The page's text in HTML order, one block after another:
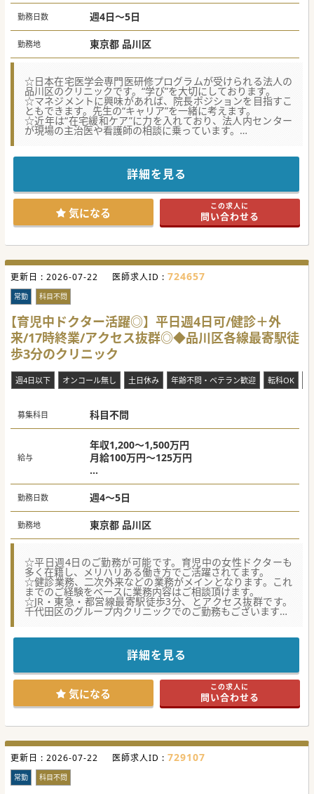
勤務日数 週4日～5日
勤務地 東京都 品川区
☆日本在宅医学会専門医研修プログラムが受けられる法人の
品川区のクリニックです。“学び”を大切にしております。
☆マネジメントに興味があれば、院長ポジションを目指すこ
ともできます。先生の“キャリア”を一緒に考えます。
☆近年は“在宅緩和ケア”に力を入れており、法人内センター
が現場の主治医や看護師の相談に乗っています。
■法人内クリニックが日本在宅医学会認定施設になるため、
在宅学会の専門医研修プログラムを受けることが出来ます。
■法人内に内科のほか、各専門家の専門医が複数在籍してい
るため、医師同士で協力し学び合える職場環境です。
■患者様とご家族の思いを大切にする経営方針のもと、より
深いコミュニケーションを築くことでやりがいを感じられま
■居宅と施設の両方の訪問診療の経験を積むことが可能で
す。割合は居宅8割、施設2割となります。
■診療助手とドライバーが帯同する三人での診療体制になる
ため、医師としての業務に専念することができます。
■診療をバックアップする事務体制が整備されており、ICT
活用、オンコール体制、カルテ作成専門クラークを配置して
います。
【職場環境と雰囲気】
■電子カルテにはディクテーション機能があり、診療中の会
話を録音できるため、クリニックに戻ってからの振り返りが
できます。
アップする事務体制が整っています。
■勉強会や症例カンファレンスを積極的に実施し、日々知識
#秋入職可
詳細を見る
気になる この求人に
問い合わせる
更新日 : 2026-07-22 医師求人ID : 724657
常勤 科目不問
【育児中ドクター活躍◎】平日週4日可/健診＋外
来/17時終業/アクセス抜群◎◆品川区各線最寄駅徒
歩3分のクリニック
週4日以下 オンコール無し 土日休み 年齢不問・ベテラン歓迎 転科OK
募集科目 科目不問
給与
年収1,200～1,500万円
月給100万円～125万円
週4日:1,200万円、週5日:1,500万円
勤務日数 週4～5日
勤務地 東京都 品川区
☆平日週4日のご勤務が可能です。育児中の女性ドクターも
多く在籍し、メリハリある働き方でご活躍されてます。
☆健診業務、二次外来などの業務がメインとなります。これ
までのご経験をベースに業務内容はご相談頂けます。
☆JR・東急・都営線最寄駅徒歩3分、とアクセス抜群です。
千代田区のグループ内クリニックでのご勤務もございます。
JR山手線他各線利用可の駅近クリニックで健診・外来ドクタ
グループ内の別クリニックでの勤務もあり、リフレッシュし
ながら仕事に就けます。
法人内3クリニックでは育児中など女性ドクターが複数在籍
し、ご活躍されています。
#秋入職可
詳細を見る
気になる この求人に
問い合わせる
更新日 : 2026-07-22 医師求人ID : 729107
常勤 科目不問